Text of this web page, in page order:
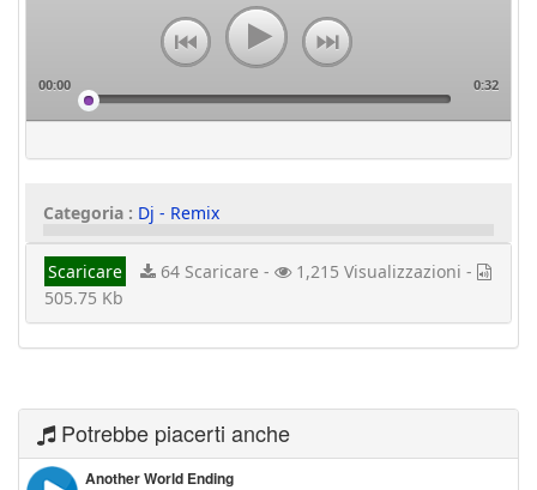
00:00 0:32
Categoria : Dj - Remix
Scaricare 64 Scaricare -
1,215 Visualizzazioni -
505.75 Kb
Potrebbe piacerti anche
Another World Ending